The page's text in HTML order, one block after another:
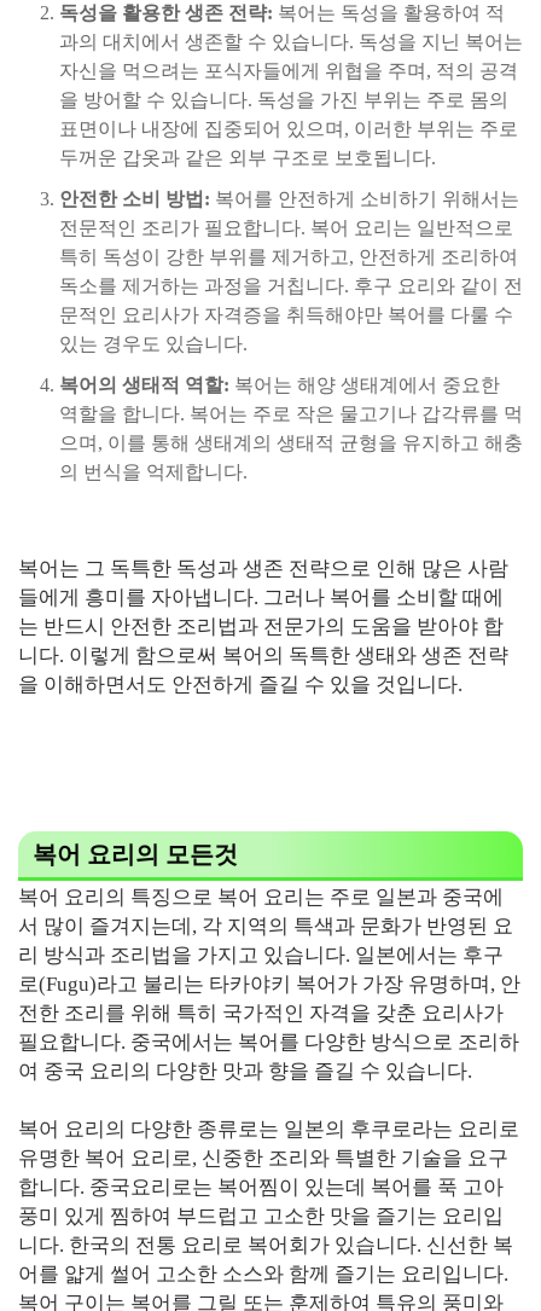
독성을 활용한 생존 전략: 복어는 독성을 활용하여 적
과의 대치에서 생존할 수 있습니다. 독성을 지닌 복어는
자신을 먹으려는 포식자들에게 위협을 주며, 적의 공격
을 방어할 수 있습니다. 독성을 가진 부위는 주로 몸의
표면이나 내장에 집중되어 있으며, 이러한 부위는 주로
두꺼운 갑옷과 같은 외부 구조로 보호됩니다.
안전한 소비 방법: 복어를 안전하게 소비하기 위해서는
전문적인 조리가 필요합니다. 복어 요리는 일반적으로
특히 독성이 강한 부위를 제거하고, 안전하게 조리하여
독소를 제거하는 과정을 거칩니다. 후구 요리와 같이 전
문적인 요리사가 자격증을 취득해야만 복어를 다룰 수
있는 경우도 있습니다.
복어의 생태적 역할: 복어는 해양 생태계에서 중요한
역할을 합니다. 복어는 주로 작은 물고기나 갑각류를 먹
으며, 이를 통해 생태계의 생태적 균형을 유지하고 해충
의 번식을 억제합니다.
복어는 그 독특한 독성과 생존 전략으로 인해 많은 사람
들에게 흥미를 자아냅니다. 그러나 복어를 소비할 때에
는 반드시 안전한 조리법과 전문가의 도움을 받아야 합
니다. 이렇게 함으로써 복어의 독특한 생태와 생존 전략
을 이해하면서도 안전하게 즐길 수 있을 것입니다.
복어 요리의 모든것
복어 요리의 특징으로 복어 요리는 주로 일본과 중국에
서 많이 즐겨지는데, 각 지역의 특색과 문화가 반영된 요
리 방식과 조리법을 가지고 있습니다. 일본에서는 후구
로(Fugu)라고 불리는 타카야키 복어가 가장 유명하며, 안
전한 조리를 위해 특히 국가적인 자격을 갖춘 요리사가
필요합니다. 중국에서는 복어를 다양한 방식으로 조리하
여 중국 요리의 다양한 맛과 향을 즐길 수 있습니다.
복어 요리의 다양한 종류로는 일본의 후쿠로라는 요리로
유명한 복어 요리로, 신중한 조리와 특별한 기술을 요구
합니다. 중국요리로는 복어찜이 있는데 복어를 푹 고아
풍미 있게 찜하여 부드럽고 고소한 맛을 즐기는 요리입
니다. 한국의 전통 요리로 복어회가 있습니다. 신선한 복
어를 얇게 썰어 고소한 소스와 함께 즐기는 요리입니다.
복어 구이는 복어를 그릴 또는 훈제하여 특유의 풍미와